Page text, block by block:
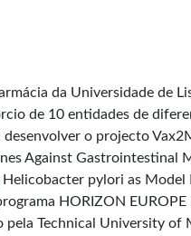
da Universidade de
de 10 entidades de
desenvolver o projecto
Against Gastrointestinal
Helicobacter pylori as Model
HORIZON EUROPE
pela Technical University of